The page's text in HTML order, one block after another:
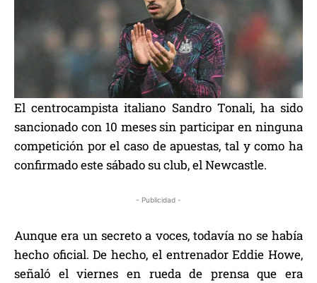
El centrocampista italiano Sandro Tonali, ha sido
sancionado con 10 meses sin participar en ninguna
competición por el caso de apuestas, tal y como ha
confirmado este sábado su club, el Newcastle.
- Publicidad -
Aunque era un secreto a voces, todavía no se había
hecho oficial. De hecho, el entrenador Eddie Howe,
señaló el viernes en rueda de prensa que era